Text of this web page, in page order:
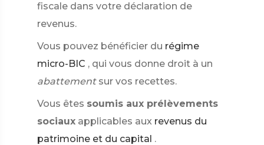
fiscale dans votre déclaration de
revenus.
Vous pouvez bénéficier du régime
micro-BIC , qui vous donne droit à un
abattement sur vos recettes.
Vous êtes soumis aux prélèvements
sociaux applicables aux revenus du
patrimoine et du capital .